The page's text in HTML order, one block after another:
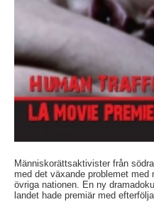
Människorättsaktivister från
med det växande problemet
övriga nationen. En ny
landet hade premiär med